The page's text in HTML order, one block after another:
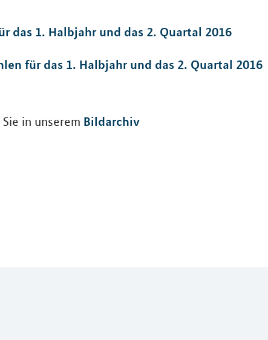
das 1. Halbjahr und das 2. Quartal 2016
für das 1. Halbjahr und das 2. Quartal 2016
in unserem Bildarchiv